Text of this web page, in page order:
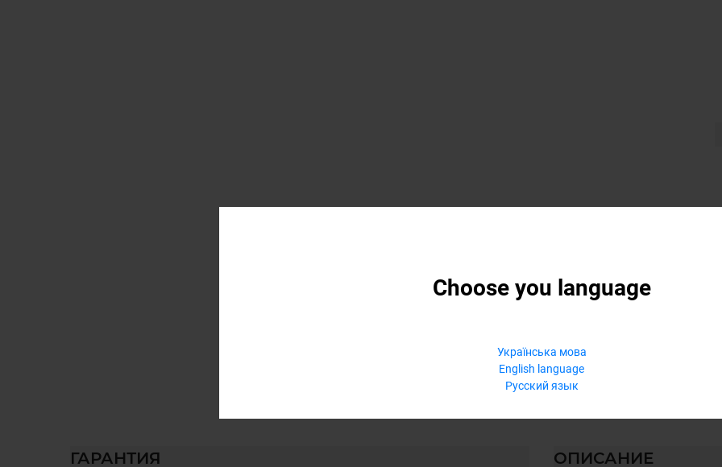
Choose you language
Українська мова
English language
Русский язык
ГАРАНТИЯ ОПИСАНИЕ